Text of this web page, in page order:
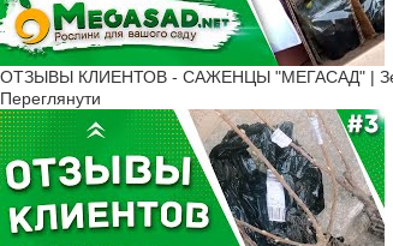
ОТЗЫВЫ КЛИЕНТОВ - САЖЕНЦЫ "МЕГАСАД" |
Переглянути